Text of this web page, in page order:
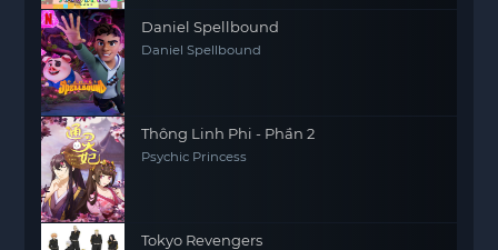
Daniel Spellbound
Daniel Spellbound
Thông Linh Phi - Phần 2
Psychic Princess
Tokyo Revengers